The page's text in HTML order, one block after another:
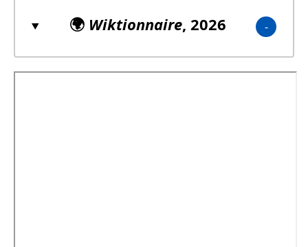
🌍 Wiktionnaire, 2026